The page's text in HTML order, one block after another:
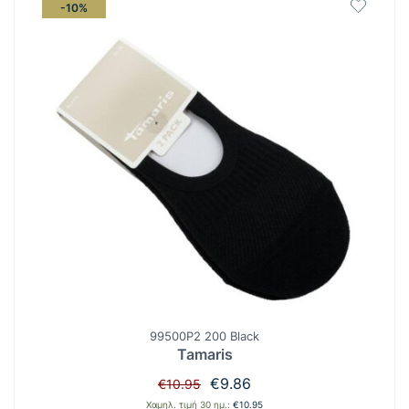
-10%
99500P2 200 Black
Tamaris
€10.95 Original
price
€9.86
τρέχουσα
Χαμηλ. τιμή 30 ημ.: €10.95